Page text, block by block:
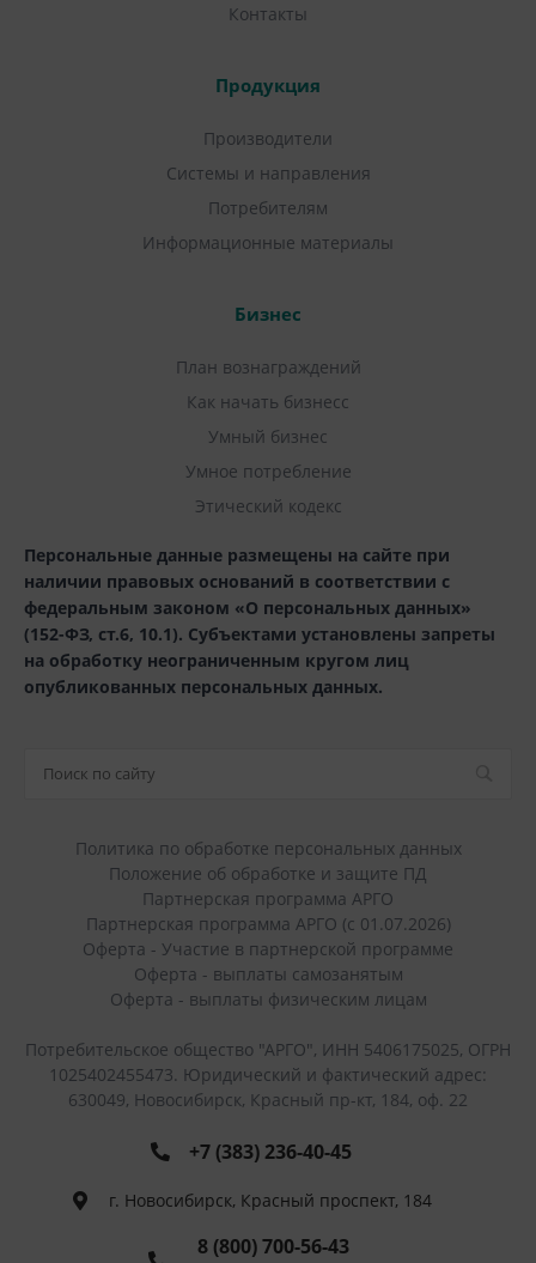
Контакты
Продукция
Производители
Системы и направления
Потребителям
Информационные материалы
Бизнес
План вознаграждений
Как начать бизнесс
Умный бизнес
Умное потребление
Этический кодекс
Персональные данные размещены на сайте при
наличии правовых оснований в соответствии с
федеральным законом «О персональных данных»
(152-ФЗ, ст.6, 10.1). Субъектами установлены запреты
на обработку неограниченным кругом лиц
опубликованных персональных данных.
Политика по обработке персональных данных
Положение об обработке и защите ПД
Партнерская программа АРГО
Партнерская программа АРГО (с 01.07.2026)
Оферта - Участие в партнерской программе
Оферта - выплаты самозанятым
Оферта - выплаты физическим лицам
Потребительское общество "АРГО", ИНН 5406175025, ОГРН
1025402455473. Юридический и фактический адрес:
630049, Новосибирск, Красный пр-кт, 184, оф. 22
+7 (383) 236-40-45
г. Новосибирск, Красный проспект, 184
8 (800) 700-56-43